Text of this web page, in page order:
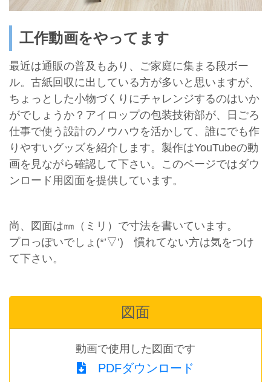
工作動画をやってます
最近は通販の普及もあり、ご家庭に集まる段ボー
ル。古紙回収に出している方が多いと思いますが、
ちょっとした小物づくりにチャレンジするのはいか
がでしょうか？アイロップの包装技術部が、日ごろ
仕事で使う設計のノウハウを活かして、誰にでも作
りやすいグッズを紹介します。製作はYouTubeの動
画を見ながら確認して下さい。このページではダウ
ンロード用図面を提供しています。
尚、図面は㎜（ミリ）で寸法を書いています。
プロっぽいでしょ(*’▽’) 慣れてない方は気をつけ
て下さい。
図面
動画で使用した図面です
PDFダウンロード